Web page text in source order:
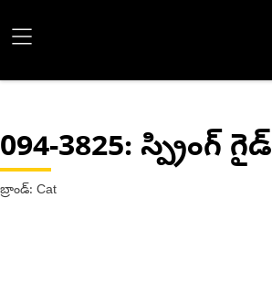
094-3825: స్ప్రింగ్ గైడ్
బ్రాండ్: Cat